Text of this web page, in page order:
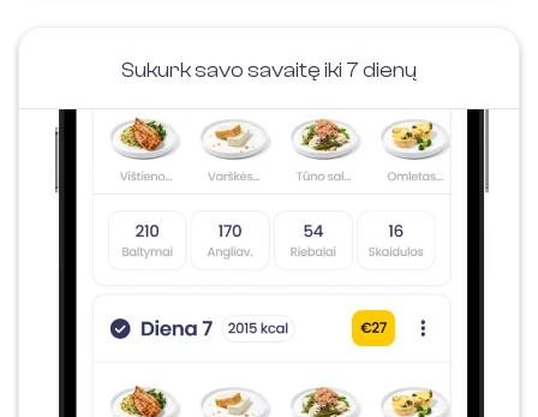
Sukurk savo savaitę iki 7 dienų